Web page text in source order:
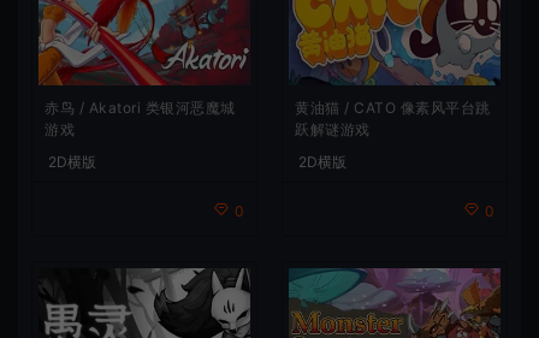
赤鸟 / Akatori 类银河恶魔城
游戏
2D横版
0
黄油猫 / CATO 像素风平台跳
跃解谜游戏
2D横版
0